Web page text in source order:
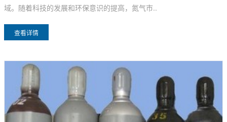
域。随着科技的发展和环保意识的提高，氮气市..
查看详情